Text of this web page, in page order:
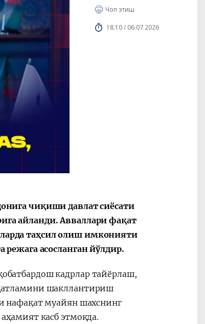
Президент Шавкат
Мирзиёев
раислигида
ўтказилган
видеоселектор
Чоп этиш
18:10 / 06.07.2026
чиқиши давлат сиёсати
айланди. Авваллари фақат
таҳсил олиш имконияти
асосланган йўлдир.
кадрлар тайёрлаш,
шакллантириш
нафақат муайян шахснинг
касб этмоқда.